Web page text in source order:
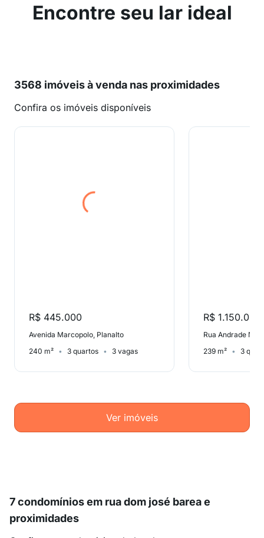
Encontre seu lar ideal
3568 imóveis à venda nas proximidades
Confira os imóveis disponíveis
R$ 445.000
Avenida Marcopolo, Planalto
240 m²
3 quartos 3 vagas
R$ 1.150.000
Rua Andrade
239 m²
3
Ver imóveis
7 condomínios em rua dom josé barea e
proximidades